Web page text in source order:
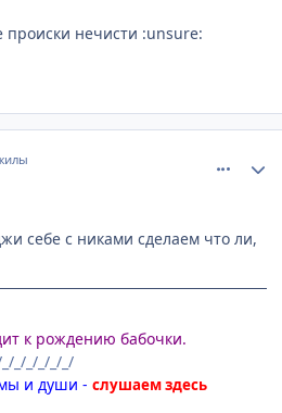
происки нечисти :unsure:
себе с никами сделаем что ли,
к рождению бабочки.
_/_/_/_/_/
и души - слушаем здесь